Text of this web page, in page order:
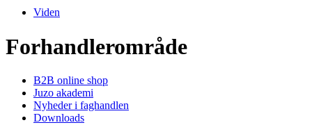
Viden
Forhandlerområde
B2B online shop
Juzo akademi
Nyheder i faghandlen
Downloads